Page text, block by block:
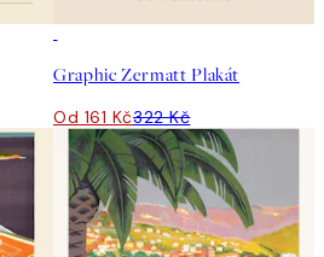
Graphic Zermatt Plakát
Od 161 Kč322 Kč